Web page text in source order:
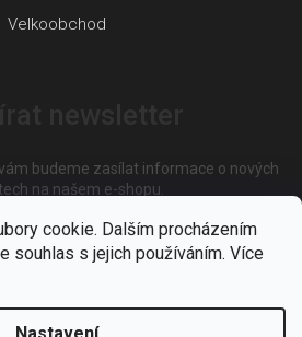
cookie. Dalším procházením
souhlas s jejich používáním. Více
Velkoobchod
budeme zasílat informace o nových
na našem e-shopu.
E-mail
spodmínkami ochrany osobních